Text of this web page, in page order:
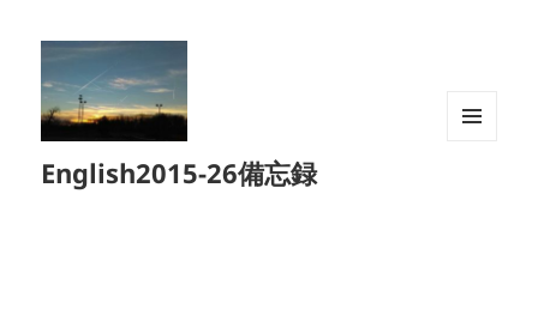
English2015-26備忘録